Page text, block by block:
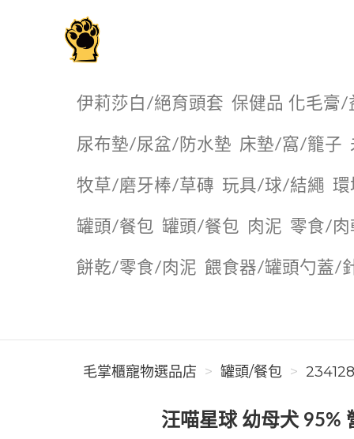
伊莉莎白/絕育頭套 保健品 化毛膏/
尿布墊/尿盆/防水墊 ️床墊/窩/籠子
牧草/磨牙棒/草磚 玩具/球/結繩 環
罐頭/餐包 罐頭/餐包 肉泥 零食/
餅乾/零食/肉泥 餵食器/罐頭勺蓋/
毛掌櫃寵物選品店 罐頭/餐包
汪喵星球 幼母犬 95%